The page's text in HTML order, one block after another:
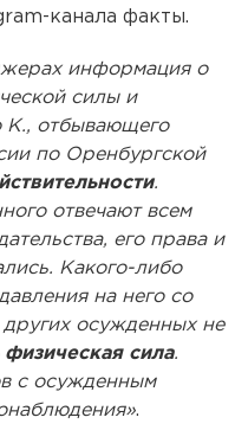
канала факты.
информация о
силы и
К., отбывающего
по Оренбургской
.
отвечают всем
его права и
Какого-либо
на него со
осужденных не
сила.
с осужденным
.